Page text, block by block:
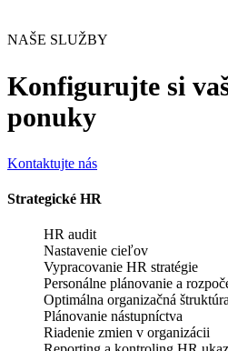
NAŠE SLUŽBY
Konfigurujte si
ponuky
Kontaktujte nás
Strategické HR
HR audit
Nastavenie cieľov
Vypracovanie HR stratégie
Personálne plánovanie a
Optimálna organizačná štruktúra
Plánovanie nástupníctva
Riadenie zmien v organizácii